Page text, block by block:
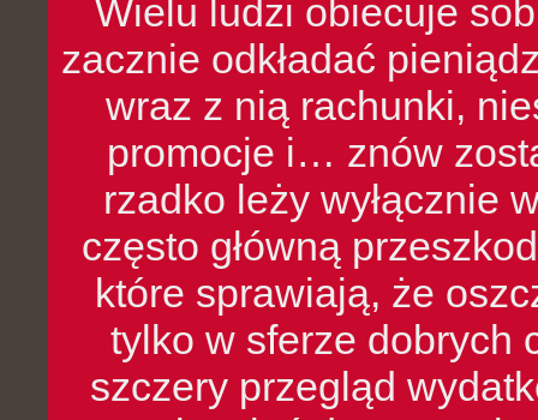
Wielu ludzi obiecuje
zacznie odkładać
wraz z nią rachunki,
promocje i… znów
rzadko leży wyłącznie
często główną
które sprawiają, że
tylko w sferze dobrych
szczery przegląd